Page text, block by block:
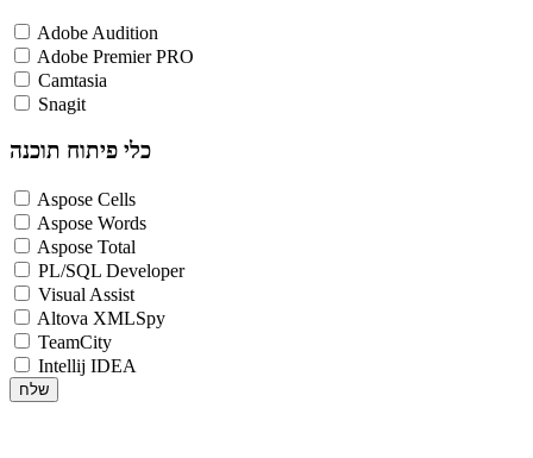
Adobe Audition
Adobe Premier PRO
Camtasia
Snagit
כלי פיתוח תוכנה
Aspose Cells
Aspose Words
Aspose Total
PL/SQL Developer
Visual Assist
Altova XMLSpy
TeamCity
Intellij IDEA